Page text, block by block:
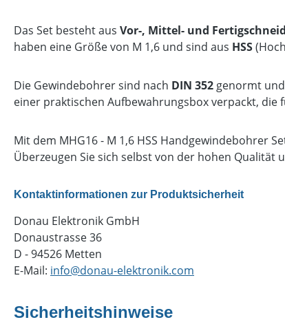
Das Set besteht aus Vor-, Mittel- und
haben eine Größe von M 1,6 und sind aus HSS
Die Gewindebohrer sind nach DIN 352 genormt
einer praktischen Aufbewahrungsbox verpackt,
Mit dem MHG16 - M 1,6 HSS Handgewindebohrer
Überzeugen Sie sich selbst von der hohen Qualität
Kontaktinformationen zur Produktsicherheit
Donau Elektronik GmbH
Donaustrasse 36
D - 94526 Metten
E-Mail: info@donau-elektronik.com
Sicherheitshinweise